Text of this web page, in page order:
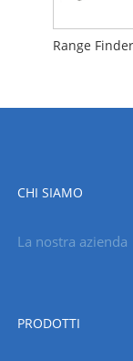
CHI SIAMO
La nostra azienda
PRODOTTI